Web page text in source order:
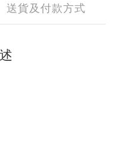
送貨及付款方式